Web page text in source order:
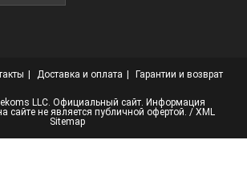
Доставка и оплата Гарантии и возврат
LLC. Официальный сайт. Информация
сайте не является публичной офертой. / XML
Sitemap